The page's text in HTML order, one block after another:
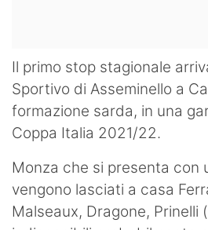
Il primo stop stagionale
Sportivo di Asseminello a
formazione sarda, in una
Coppa Italia 2021/22.
Monza che si presenta con
vengono lasciati a casa
Malseaux, Dragone, Prinelli